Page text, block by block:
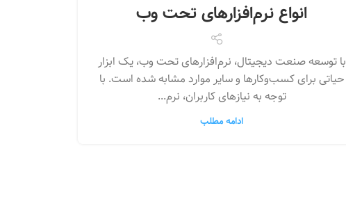
انواع نرم‌افزارهای تحت وب
با توسعه صنعت دیجیتال، نرم‌افزارهای تحت وب، یک ابزار
حیاتی برای کسب‌وکارها و سایر موارد مشابه شده است. با
توجه به نیازهای کاربران، نرم‌...
ادامه مطلب